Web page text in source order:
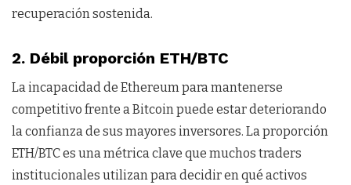
recuperación sostenida.
2. Débil proporción ETH/BTC
La incapacidad de Ethereum para mantenerse
competitivo frente a Bitcoin puede estar deteriorando
la confianza de sus mayores inversores. La proporción
ETH/BTC es una métrica clave que muchos traders
institucionales utilizan para decidir en qué activos